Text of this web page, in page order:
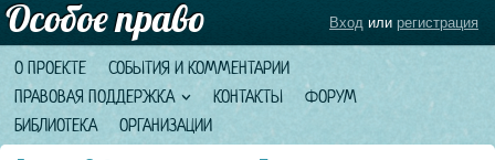
О ПРОЕКТЕ
СОБЫТИЯ И КОММЕНТАРИИ
ПРАВОВАЯ ПОДДЕРЖКА
КОНТАКТЫ
ФОРУМ
БИБЛИОТЕКА
ОРГАНИЗАЦИИ
Вход или регистрация